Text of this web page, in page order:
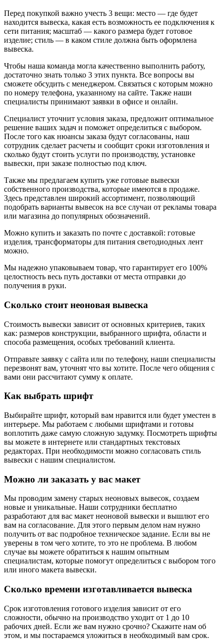
Перед покупкой важно учесть 3 вещи: место — где будет
находится вывеска, какая есть возможность ее подключения к
сети питания; масштаб — какого размера будет готовое
изделие; стиль — в каком стиле должна быть оформлена
вывеска.
Чтобы наша команда могла качественно выполнить работу,
достаточно знать только 3 этих пункта. Все вопросы вы
сможете обсудить с менеджером. Связаться с которым можно
по номеру телефона, указанному на сайте. Также наши
специалисты принимают заявки в офисе и онлайн.
Специалист уточнит условия заказа, предложит оптимальное
решение ваших задач и поможет определиться с выбором.
После того как нюансы заказа будут согласованы, наш
сотрудник сделает расчеты и сообщит сроки изготовления и
сколько будут стоить услуги по производству, установке
вывески, при заказе полностью под ключ.
Также мы предлагаем купить уже готовые вывески
собственного производства, которые имеются в продаже.
Здесь представлен широкий ассортимент, позволяющий
подобрать варианты вывесок на все случаи от рекламы товара
или магазина до популярных обозначений.
Можно купить и заказать по почте с доставкой: готовые
изделия, трансформаторы для питания светодиодных лент
можно.
Мы надежно упаковываем товар, что гарантирует его 100%
целостность весь путь доставки от места отправки до
получения в руки.
Сколько стоит неоновая вывеска
Стоимость вывески зависит от основных критериев, таких
как: размеров конструкции, выбранного шрифта, области и
способа размещения, особых требований клиента.
Отправьте заявку с сайта или по телефону, наши специалисты
перезвонят вам, уточнят что вы хотите. После чего общения с
вами они рассчитают сумму к оплате.
Как выбрать шрифт
Выбирайте шрифт, который вам нравится или будет уместен в
интерьере. Мы работаем с любыми шрифтами и готовы
воплотить даже самую сложную задумку. Посмотреть шрифты
вы можете в интернете или стандартных текстовых
редакторах. При необходимости можно согласовать стиль
вывески с нашим специалистом.
Можно ли заказать у вас макет
Мы проводим замену старых неоновых вывесок, создаем
новые и уникальные. Наши сотрудники бесплатно
разработают для вас макет неоновой вывески и вышлют его
вам на согласование. Для этого первым делом нам нужно
получить от вас подробное техническое задание. Если вы не
уверены в том чего хотите, то это не проблема. В любом
случае вы можете обратиться к нашим опытным
специалистам, которые помогут определиться с выбором того
или иного макета вывески.
Сколько времени изготавливается вывеска
Срок изготовления готового изделия зависит от его
сложности, обычно на производство уходит от 1 до 10
рабочих дней. Если же вам нужно срочно? Скажите нам об
этом, и мы постараемся уложиться в необходимый вам срок.